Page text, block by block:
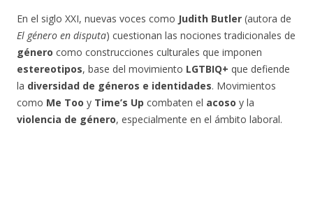
En el siglo XXI, nuevas voces como Judith Butler (autora de
El género en disputa) cuestionan las nociones tradicionales de
género como construcciones culturales que imponen
estereotipos, base del movimiento LGTBIQ+ que defiende
la diversidad de géneros e identidades. Movimientos
como Me Too y Time’s Up combaten el acoso y la
violencia de género, especialmente en el ámbito laboral.